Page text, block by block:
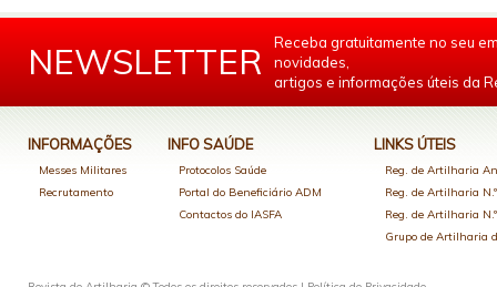
NEWSLETTER
Receba gratuitamente no seu
novidades,
artigos e informações úteis da
INFORMAÇÕES
Messes Militares
Recrutamento
INFO SAÚDE
Protocolos Saúde
Portal do Beneficiário ADM
Contactos do IASFA
LINKS ÚTEIS
Reg. de Artilharia
Reg. de Artilharia
Reg. de Artilharia
Grupo de Artilharia